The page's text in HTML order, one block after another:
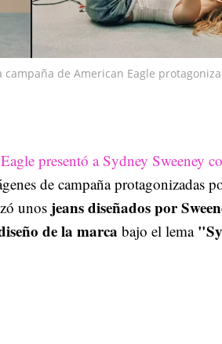
de American Eagle
presentó a Sydney Sweeney
de campaña protagonizadas
unos jeans diseñados por
de la marca bajo el lema